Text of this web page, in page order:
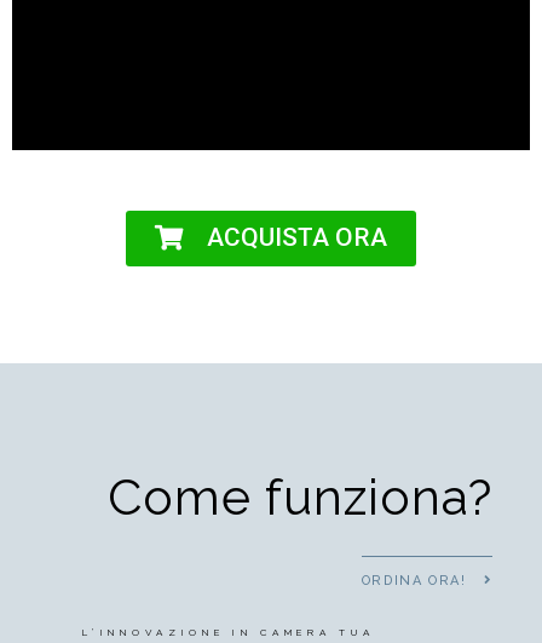
ACQUISTA ORA
Come funziona?
ORDINA ORA!
L’INNOVAZIONE IN CAMERA TUA